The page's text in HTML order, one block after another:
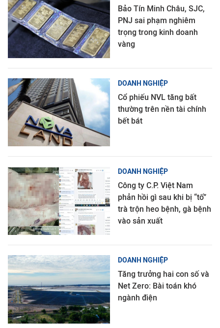
Bảo Tín Minh Châu, SJC,
PNJ sai phạm nghiêm
trọng trong kinh doanh
vàng
DOANH NGHIỆP
Cổ phiếu NVL tăng bất
thường trên nền tài chính
bết bát
DOANH NGHIỆP
Công ty C.P. Việt Nam
phản hồi gì sau khi bị “tố”
trà trộn heo bệnh, gà bệnh
vào sản xuất
DOANH NGHIỆP
Tăng trưởng hai con số và
Net Zero: Bài toán khó
ngành điện